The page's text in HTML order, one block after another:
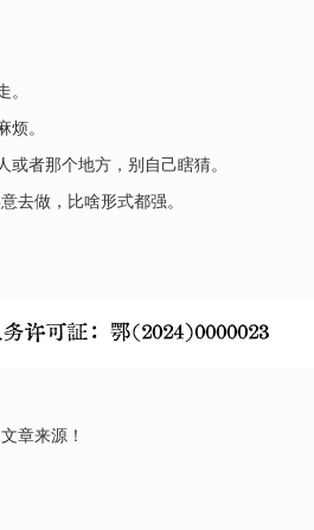
。
烦。
或者那个地方，别自己瞎猜。
去做，比啥形式都强。
章来源！